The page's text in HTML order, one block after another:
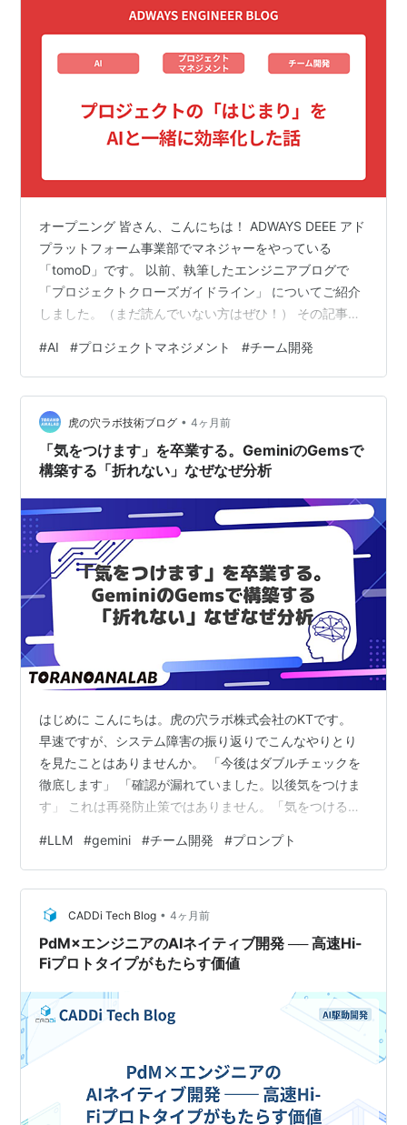
オープニング 皆さん、こんにちは！ ADWAYS DEEE アド
プラットフォーム事業部でマネジャーをやっている
「tomoD」です。 以前、執筆したエンジニアブログで
「プロジェクトクローズガイドライン」 についてご紹介
しました。（まだ読んでいない方はぜひ！） その記事の
るのであれば・・・そう、キックオフもあります。プロ
ジェクトキックオフガイドライン。乞うご期待！」 あの
一文を覚えていてくださった方、お待たせしました。今
回は、その 「プロジェクトキックオフ」 のお話です。
そして今回は「ガイドラインを作った」だけでは終わり
ません。 「AIを使っ…
#AI #プロジェクトマネジメント #チーム開発
虎の穴ラボ技術ブログ • 4ヶ月前
「気をつけます」を卒業する。GeminiのGemsで
構築する「折れない」なぜなぜ分析
はじめに こんにちは。虎の穴ラボ株式会社のKTです。
早速ですが、システム障害の振り返りでこんなやりとり
を見たことはありませんか。 「今後はダブルチェックを
徹底します」 「確認が漏れていました。以後気をつけま
す」 これは再発防止策ではありません。「気をつける」
はなく「仕組み」を改善できるのか。 私たちのチームで
は、AIエージェントを"聞き役"にした「なぜなぜ分析」を
実施してみました。 今回はその実践記録をご紹介しま
す。 AIを聞き役にする理由 なぜなぜ分析には、Qiitaの記
事「ソフト屋さんのための『なぜなぜ分析』のコツ」で
紹介されているよう…
#LLM #gemini #チーム開発 #プロンプト
CADDi Tech Blog • 4ヶ月前
PdM×エンジニアのAIネイティブ開発 ── 高速Hi-
Fiプロトタイプがもたらす価値